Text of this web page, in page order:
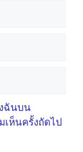
ฉันบน
เห็นครั้งถัดไป